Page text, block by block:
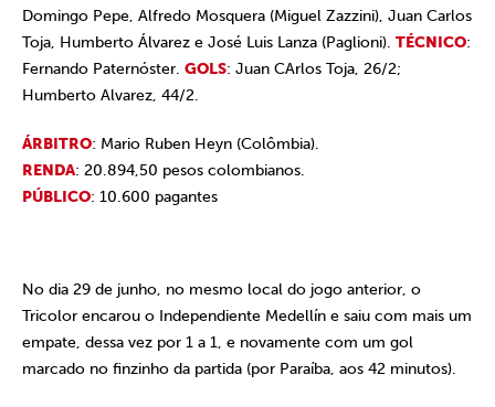
Domingo Pepe, Alfredo Mosquera (Miguel Zazzini), Juan Carlos
Toja, Humberto Álvarez e José Luis Lanza (Paglioni). TÉCNICO:
Fernando Paternóster. GOLS: Juan CArlos Toja, 26/2;
Humberto Alvarez, 44/2.
ÁRBITRO: Mario Ruben Heyn (Colômbia).
RENDA: 20.894,50 pesos colombianos.
PÚBLICO: 10.600 pagantes
No dia 29 de junho, no mesmo local do jogo anterior, o
Tricolor encarou o Independiente Medellín e saiu com mais um
empate, dessa vez por 1 a 1, e novamente com um gol
marcado no finzinho da partida (por Paraíba, aos 42 minutos).